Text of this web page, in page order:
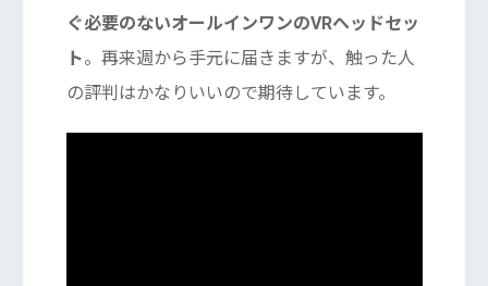
ぐ必要のないオールインワンのVRヘッドセッ
ト。再来週から手元に届きますが、触った人
の評判はかなりいいので期待しています。